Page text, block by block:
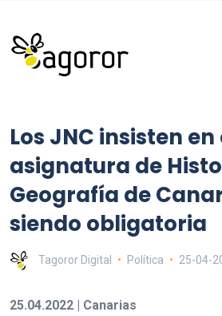
Los JNC insisten
asignatura de
Geografía de
siendo obligatoria
Tagoror Digital Política 25-04-
25.04.2022 | Canarias